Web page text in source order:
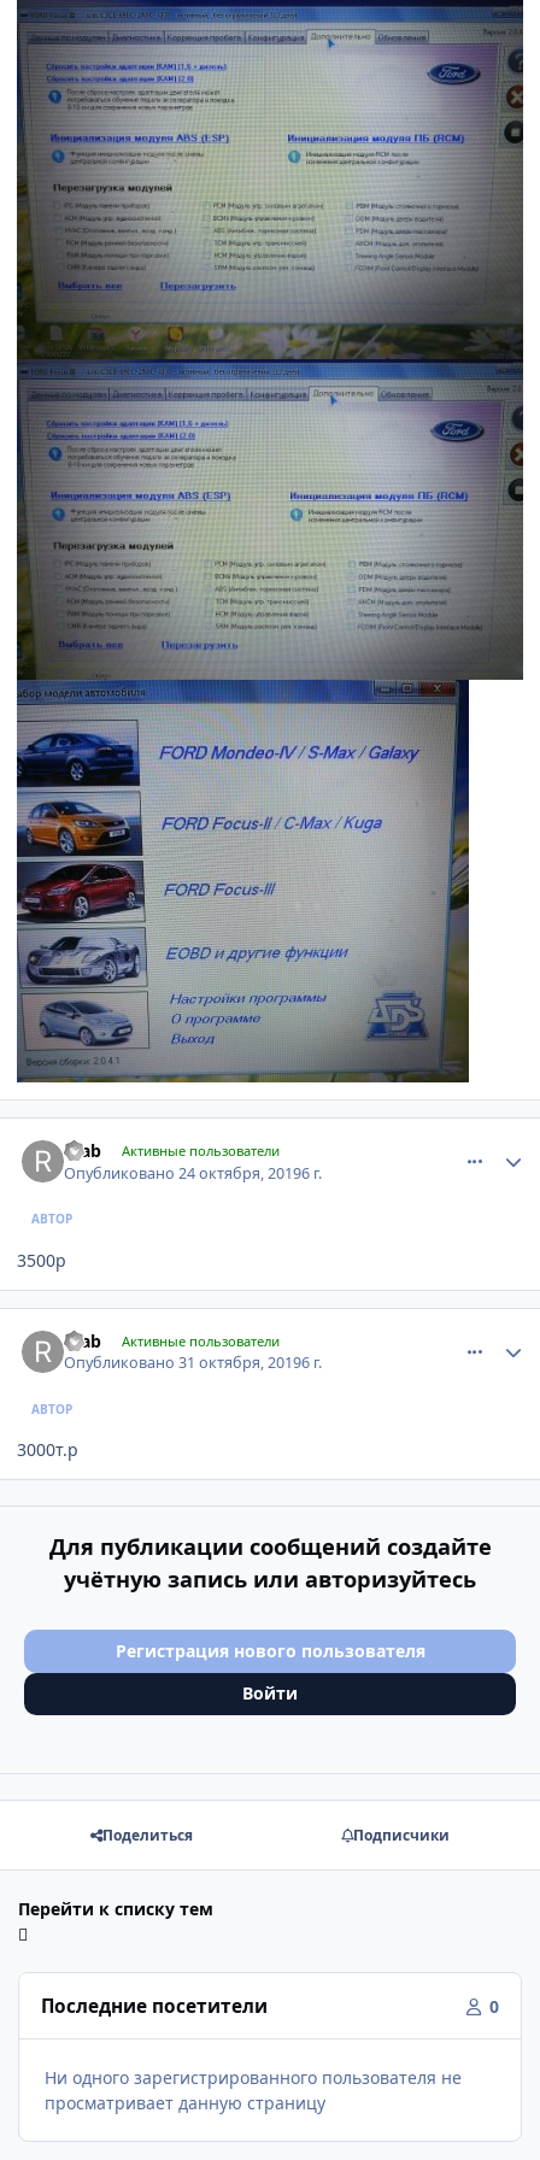
reab Активные пользователи
Опубликовано24 октября, 20196 г.
АВТОР
3500р
reab Активные пользователи
Опубликовано31 октября, 20196 г.
АВТОР
3000т.р
Для публикации сообщений создайте
учётную запись или авторизуйтесь
Регистрация нового пользователя
Войти
Поделиться Подписчики
Перейти к списку тем
Последние посетители 0
Ни одного зарегистрированного пользователя не
просматривает данную страницу